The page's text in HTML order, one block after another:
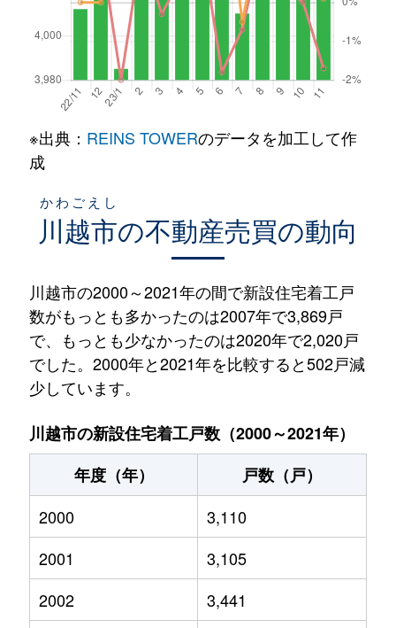
※出典： REINS TOWERのデータを加工して作
成
川越市
かわごえし
の不動産売買の動向
川越市の2000～2021年の間で新設住宅着工戸
数がもっとも多かったのは2007年で3,869戸
で、もっとも少なかったのは2020年で2,020戸
でした。2000年と2021年を比較すると502戸減
少しています。
川越市の新設住宅着工戸数（2000～2021年）
年度（年）
戸数（戸）
2000
3,110
2001
3,105
2002
3,441